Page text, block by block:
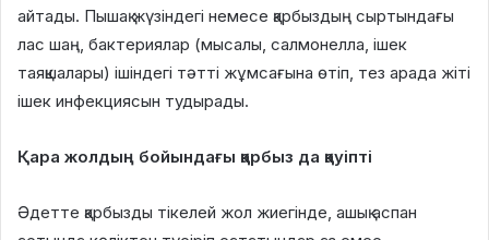
айтады. Пышақ жүзіндегі немесе қарбыздың сыртындағы
лас шаң, бактериялар (мысалы, салмонелла, ішек
таяқшалары) ішіндегі тәтті жұмсағына өтіп, тез арада жіті
ішек инфекциясын тудырады.
Қара жолдың бойындағы қарбыз да қауіпті
Әдетте қарбызды тікелей жол жиегінде, ашық аспан